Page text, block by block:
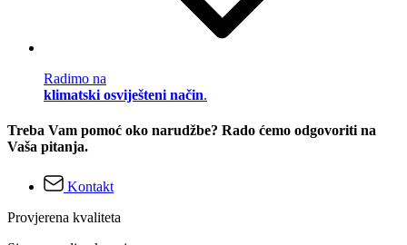
Radimo na
klimatski osviješteni način.
Treba Vam pomoć oko narudžbe? Rado ćemo odgovoriti na
Vaša pitanja.
Kontakt
Provjerena kvaliteta